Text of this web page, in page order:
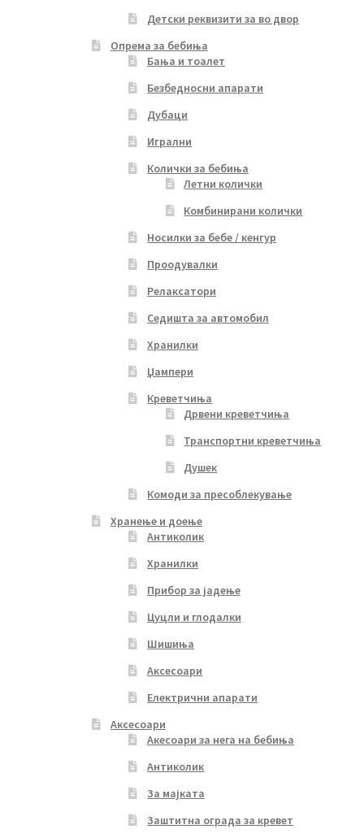
Детски реквизити за во двор
Опрема за бебиња
Бања и тоалет
Безбедносни апарати
Дубаци
Игрални
Колички за бебиња
Летни колички
Комбинирани колички
Носилки за бебе / кенгур
Проодувалки
Релаксатори
Седишта за автомобил
Хранилки
Џампери
Креветчиња
Дрвени креветчиња
Транспортни креветчиња
Душек
Комоди за пресоблекување
Хранење и доење
Антиколик
Хранилки
Прибор за јадење
Цуцли и глодалки
Шишиња
Аксесоари
Електрични апарати
Аксесоари
Акесоари за нега на бебиња
Антиколик
За мајката
Заштитна ограда за кревет